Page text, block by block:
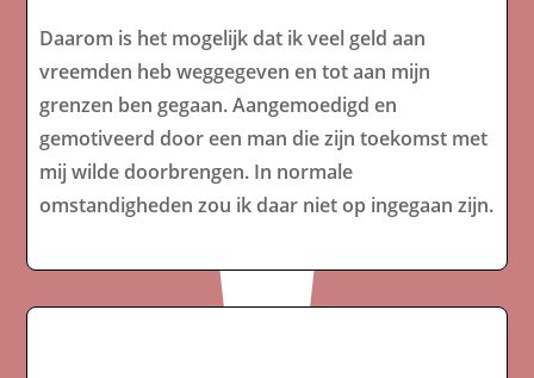
Daarom is het mogelijk dat ik veel geld aan
vreemden heb weggegeven en tot aan mijn
grenzen ben gegaan. Aangemoedigd en
gemotiveerd door een man die zijn toekomst met
mij wilde doorbrengen. In normale
omstandigheden zou ik daar niet op ingegaan zijn.